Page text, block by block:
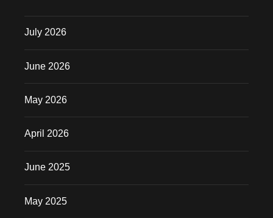
July 2026
June 2026
May 2026
April 2026
June 2025
May 2025